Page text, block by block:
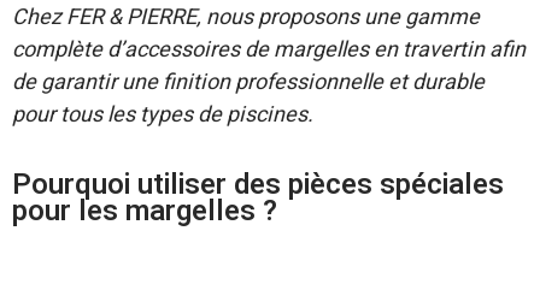
Chez FER & PIERRE, nous proposons une gamme
complète d’accessoires de margelles en travertin afin
de garantir une finition professionnelle et durable
pour tous les types de piscines.
Pourquoi utiliser des pièces spéciales
pour les margelles ?